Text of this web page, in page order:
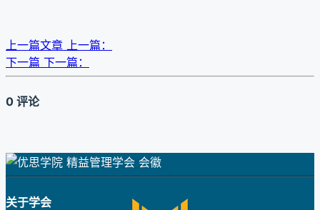
上一篇文章 上一篇：
下一篇 下一篇：
0 评论
关于学会